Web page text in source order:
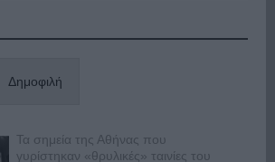
Δημοφιλή
Τα σημεία της Αθήνας που
γυρίστηκαν «θρυλικές» ταινίες του